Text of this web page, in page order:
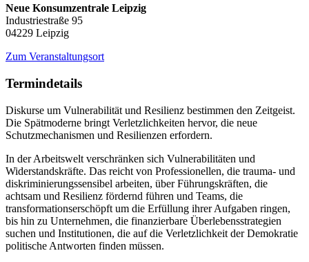
Neue Konsumzentrale Leipzig
Industriestraße 95
04229 Leipzig
Zum Veranstaltungsort
Termindetails
Diskurse um Vulnerabilität und Resilienz bestimmen den Zeitgeist.
Die Spätmoderne bringt Verletzlichkeiten hervor, die neue
Schutzmechanismen und Resilienzen erfordern.
In der Arbeitswelt verschränken sich Vulnerabilitäten und
Widerstandskräfte. Das reicht von Professionellen, die trauma- und
diskriminierungssensibel arbeiten, über Führungskräften, die
achtsam und Resilienz fördernd führen und Teams, die
transformationserschöpft um die Erfüllung ihrer Aufgaben ringen,
bis hin zu Unternehmen, die finanzierbare Überlebensstrategien
suchen und Institutionen, die auf die Verletzlichkeit der Demokratie
politische Antworten finden müssen.